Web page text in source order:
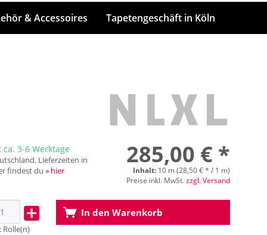
& Accessoires Tapetengeschäft in Köln
3-6 Werktage
Lieferzeiten in
findest du» hier
285,00 € *
Inhalt: 10 m (28,50 € * / 1 m)
Preise inkl. MwSt.zzgl. Versand
Rolle(n)
In den Warenkorb